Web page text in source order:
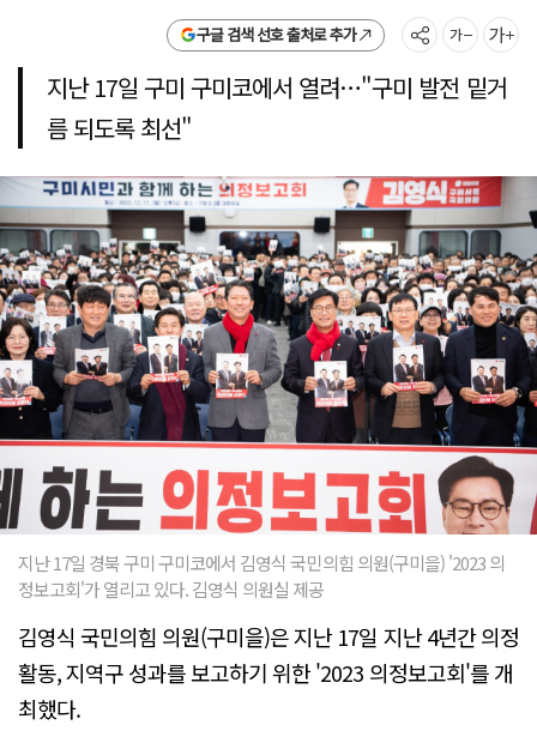
구글 검색 선호 출처로 추가
지난 17일 구미 구미코에서 열려…"구미 발전 밑거
름 되도록 최선"
지난 17일 경북 구미 구미코에서 김영식 국민의힘 의원(구미을) '2023 의
정보고회'가 열리고 있다. 김영식 의원실 제공
김영식 국민의힘 의원(구미을)은 지난 17일 지난 4년간 의정
활동, 지역구 성과를 보고하기 위한 '2023 의정보고회'를 개
최했다.